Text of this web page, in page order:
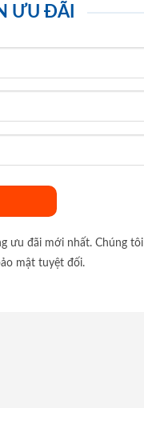
ƯU ĐÃI
ưu đãi mới nhất. Chúng tôi
mật tuyệt đối.